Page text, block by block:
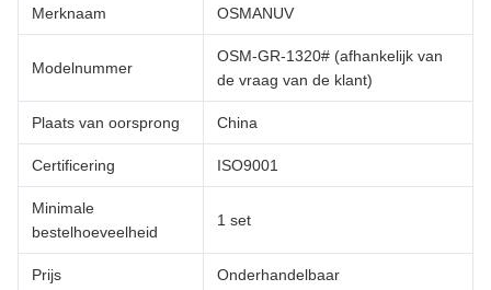
Merknaam OSMANUV
Modelnummer
OSM-GR-1320# (afhankelijk van
de vraag van de klant)
Plaats van oorsprong China
Certificering ISO9001
Minimale
bestelhoeveelheid
1 set
Prijs Onderhandelbaar